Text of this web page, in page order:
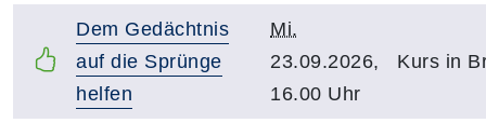
Dem Gedächtnis
auf die Sprünge
helfen
Mi.
23.09.2026,
16.00 Uhr
Kurs in